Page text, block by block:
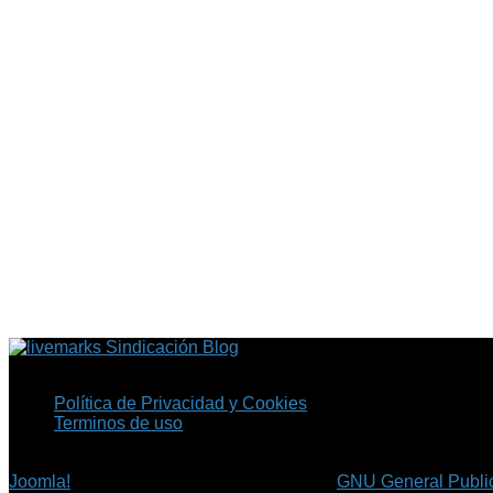
Sindicación Blog
Política de Privacidad y Cookies
Terminos de uso
Joomla!
GNU General